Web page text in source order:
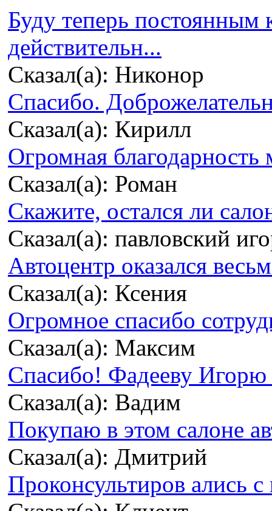
Буду теперь
действительн...
Сказал(а): Никонор
Спасибо.
Сказал(а): Кирилл
Огромная благодарность
Сказал(а): Роман
Скажите, остался ли
Сказал(а): павловский
Автоцентр оказался
Сказал(а): Ксения
Огромное спасибо
Сказал(а): Максим
Спасибо! Фадееву Игорю
Сказал(а): Вадим
Покупаю в этом салоне
Сказал(а): Дмитрий
Проконсультиров ались